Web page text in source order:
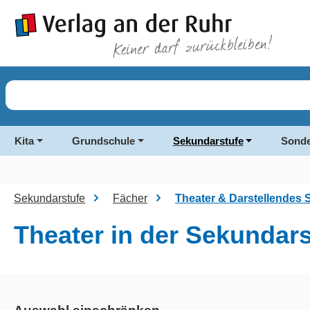
Zur Hauptnavigation springen
Kita Grundschule Sekundarstufe
Sekundarstufe Fächer Theater & Darstellendes
Theater in der